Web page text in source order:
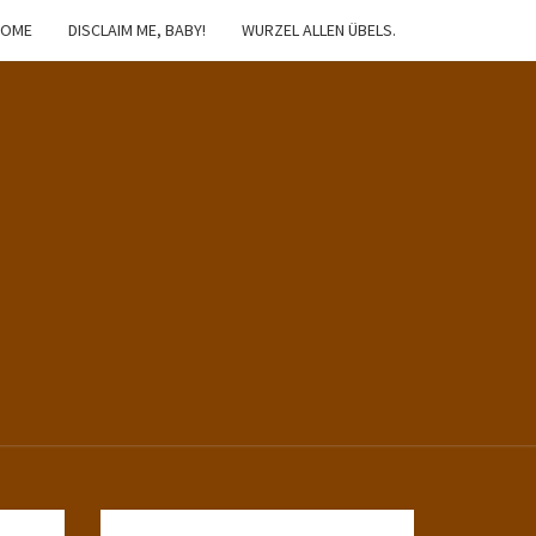
DISCLAIM ME, BABY! WURZEL ALLEN ÜBELS.